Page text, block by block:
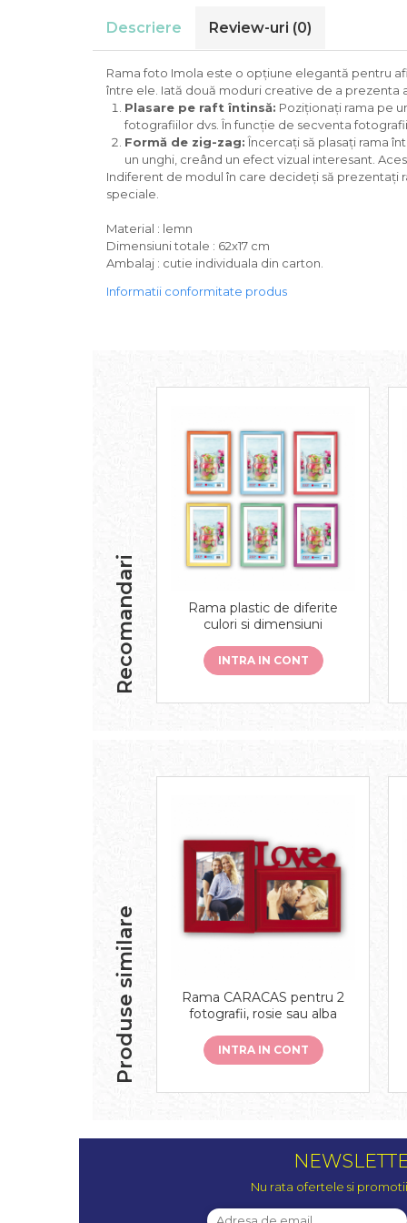
Descriere Review-uri (0)
Rama foto Imola este o opțiune elegantă pentru
între ele. Iată două moduri creative de a prezenta
Plasare pe raft întinsă: Poziționați rama pe
fotografiilor dvs. În funcție de secventa
Formă de zig-zag:Încercați să plasați rama
un unghi, creând un efect vizual interesant.
Indiferent de modul în care decideți să prezentați
speciale.
Material : lemn
Dimensiuni totale : 62x17 cm
Ambalaj : cutie individuala din carton.
Informatii conformitate produs
Recomandari
Rama plastic de diferite
culori si dimensiuni
INTRA IN CONT
Produse similare
Rama CARACAS pentru 2
fotografii, rosie sau alba
INTRA IN CONT
Nu rata ofertele si